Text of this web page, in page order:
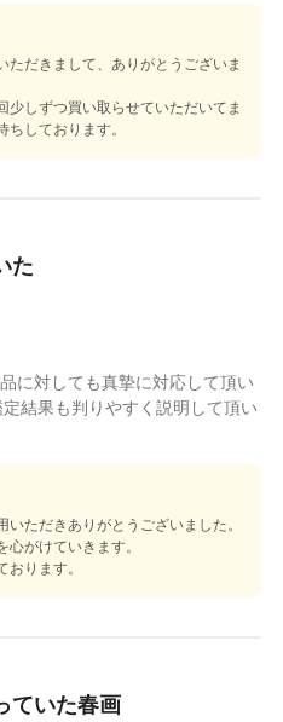
ただきまして、ありがとうございま
少しずつ買い取らせていただいてま
しております。
た
に対しても真摯に対応して頂い
結果も判りやすく説明して頂い
いただきありがとうございました。
がけていきます。
ります。
ていた春画